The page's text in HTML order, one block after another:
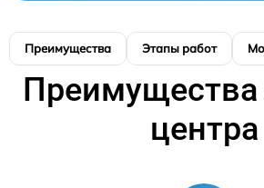
Преимущества Этапы работ
Преимущества
центра